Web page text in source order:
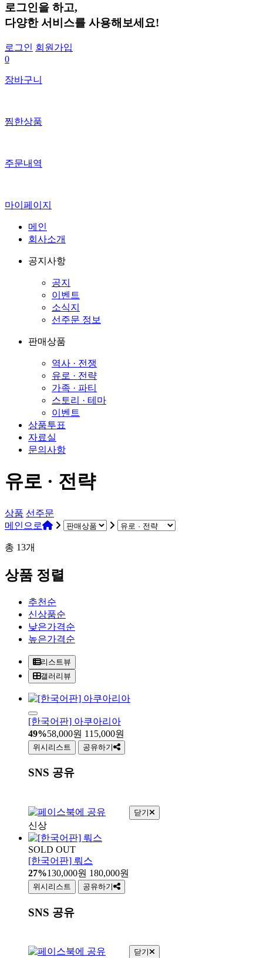
로그인을 하고,
다양한 서비스를 사용해보세요!
로그인 회원가입
0
장바구니
찜한상품
주문내역
마이페이지
메인
회사소개
공지사항
공지
이벤트
소식지
선주문 정보
판매상품
역사 · 전쟁
유로 · 전략
가족 · 파티
스토리 · 테마
이벤트
상품투표
자료실
문의사항
유로 · 전략
상품 선주문
메인으로
총 13개
상품 정렬
추천순
신상품순
낮은가격순
높은가격순
리스트뷰
갤러리뷰
[한국어판] 아쿠아리아
49%58,000원 115,000원
위시리스트 공유하기
SNS 공유
닫기
신상
SOLD OUT
[한국어판] 뤄스
27%130,000원 180,000원
위시리스트 공유하기
SNS 공유
닫기